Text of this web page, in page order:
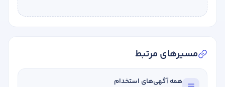
مسیرهای مرتبط
همه آگهی‌های استخدام